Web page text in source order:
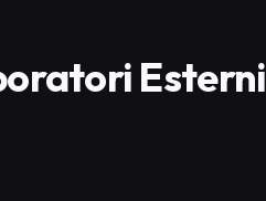
Esterni